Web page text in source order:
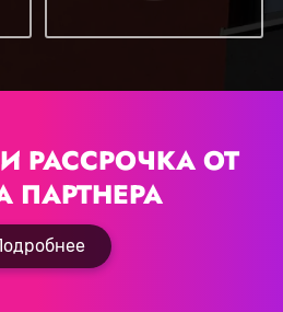
РАССРОЧКА ОТ
ПАРТНЕРА